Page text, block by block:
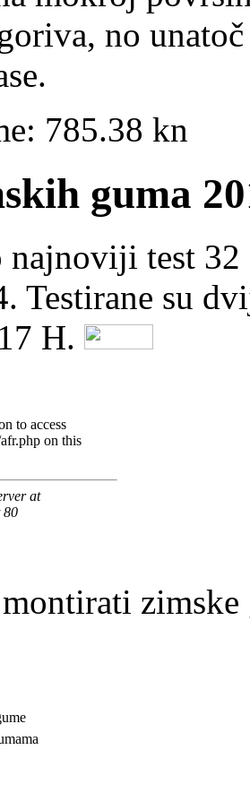
no
785.38 kn
guma
najnoviji test 32
Testirane su
H.
zimske